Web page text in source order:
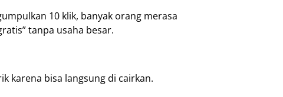
10 klik, banyak orang merasa
tanpa usaha besar.
karena bisa langsung di cairkan.